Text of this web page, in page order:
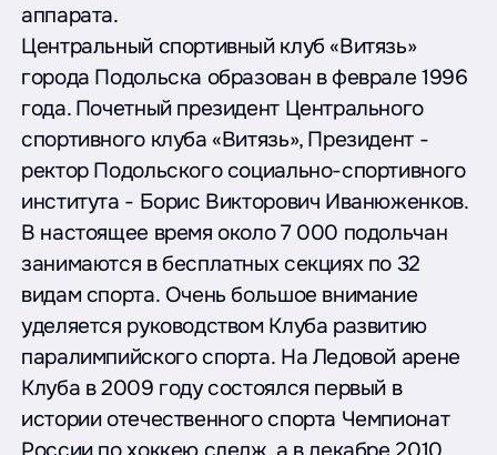
аппарата.
Центральный спортивный клуб «Витязь»
города Подольска образован в феврале 1996
года. Почетный президент Центрального
спортивного клуба «Витязь», Президент -
ректор Подольского социально-спортивного
института - Борис Викторович Иванюженков.
В настоящее время около 7 000 подольчан
занимаются в бесплатных секциях по 32
видам спорта. Очень большое внимание
уделяется руководством Клуба развитию
паралимпийского спорта. На Ледовой арене
Клуба в 2009 году состоялся первый в
истории отечественного спорта Чемпионат